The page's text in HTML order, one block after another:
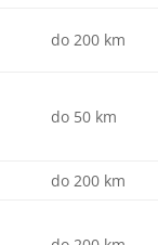
do 200 km
do 50 km
do 200 km